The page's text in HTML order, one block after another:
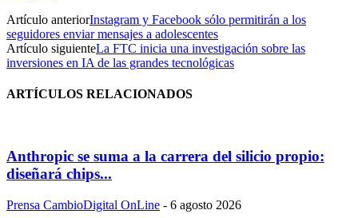
Artículo anteriorInstagram y Facebook sólo permitirán a los
seguidores enviar mensajes a adolescentes
Artículo siguienteLa FTC inicia una investigación sobre las
inversiones en IA de las grandes tecnológicas
ARTÍCULOS RELACIONADOS
Anthropic se suma a la carrera del silicio propio:
diseñará chips...
Prensa CambioDigital OnLine - 6 agosto 2026